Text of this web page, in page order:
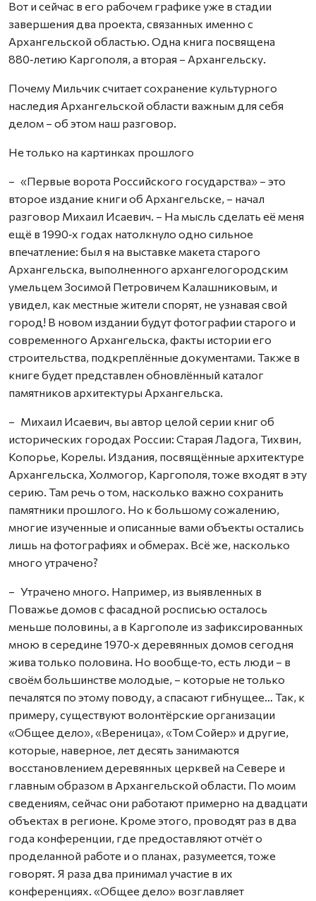
Вот и сейчас в его рабочем графике уже в стадии
завершения два проекта, связанных именно с
Архангельской областью. Одна книга посвящена
880‑летию Каргополя, а вторая – Архангельску.
Почему Мильчик считает сохранение культурного
наследия Архангельской области важным для себя
делом – об этом наш разговор.
Не только на картинках прошлого
– «Первые ворота Российского государства» – это
второе издание книги об Архангельске, – начал
разговор Михаил Исаевич. – На мысль сделать её меня
ещё в 1990‑х годах натолкнуло одно сильное
впечатление: был я на выставке макета старого
Архангельска, выполненного архангелогородским
умельцем Зосимой Петровичем Калашниковым, и
увидел, как местные жители спорят, не узнавая свой
город! В новом издании будут фотографии старого и
современного Архангельска, факты истории его
строительства, подкреплённые документами. Также в
книге будет представлен обновлённый каталог
памятников архитектуры Архангельска.
– Михаил Исаевич, вы автор целой серии книг об
исторических городах России: Старая Ладога, Тихвин,
Копорье, Корелы. Издания, посвящённые архитектуре
Архангельска, Холмогор, Каргополя, тоже входят в эту
серию. Там речь о том, насколько важно сохранить
памятники прошлого. Но к большому сожалению,
многие изученные и описанные вами объекты остались
лишь на фотографиях и обмерах. Всё же, насколько
много утрачено?
– Утрачено много. Например, из выявленных в
Поважье домов с фасадной росписью осталось
меньше половины, а в Каргополе из зафиксированных
мною в середине 1970‑х деревянных домов сегодня
жива только половина. Но вообще‑то, есть люди – в
своём большинстве молодые, – которые не только
печалятся по этому поводу, а спасают гибнущее… Так, к
примеру, существуют волонтёрские организации
«Общее дело», «Вереница», «Том Сойер» и другие,
которые, наверное, лет десять занимаются
восстановлением деревянных церквей на Севере и
главным образом в Архангельской области. По моим
сведениям, сейчас они работают примерно на двадцати
объектах в регионе. Кроме этого, проводят раз в два
года конференции, где предоставляют отчёт о
проделанной работе и о планах, разумеется, тоже
говорят. Я раза два принимал участие в их
конференциях. «Общее дело» возглавляет